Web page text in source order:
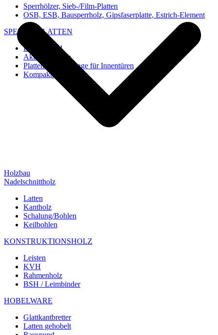
Sperrhölzer, Sieb-/Film-Platten
OSB, ESB, Bausperrholz, Gipsfaserplatte, Estrich-Element
SPEZIAL-PLATTEN
Imi-Verbund
Akustik-Platten
Platten und Rohlinge für Innentüren
Kompaktplatten
Holzbau
Nadelschnittholz
Latten
Kantholz
Schalung/Bohlen
Keilbohlen
KONSTRUKTIONSHOLZ
Leisten
KVH
Rahmenholz
BSH / Leimbinder
HOBELWARE
Glattkantbretter
Latten gehobelt